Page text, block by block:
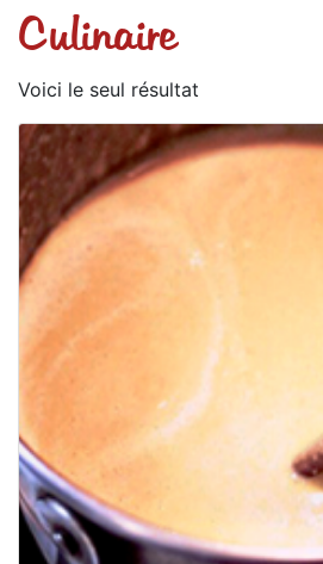
Culinaire
Voici le seul résultat